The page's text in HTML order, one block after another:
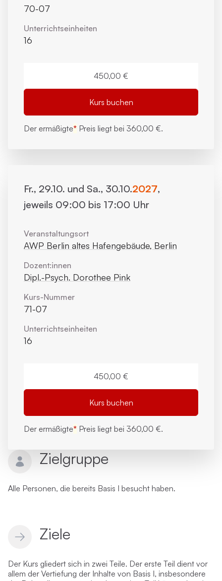
Zielgruppe
Alle Personen, die bereits Basis I besucht haben.
Ziele
Der Kurs gliedert sich in zwei Teile. Der erste Teil dient vor
allem der Vertiefung der Inhalte von Basis I, insbesondere
70-07
Unterrichts­einheiten
16
450,00 €
Kurs buchen
Der ermäßigte* Preis liegt bei 360,00 €.
Fr., 29.10. und Sa., 30.10.2027,
jeweils 09:00 bis 17:00 Uhr
Veranstaltungsort
AWP Berlin altes Hafengebäude, Berlin
Dozent:innen
Dipl.-Psych. Dorothee Pink
Kurs-Nummer
71-07
Unterrichts­einheiten
16
450,00 €
Kurs buchen
Der ermäßigte* Preis liegt bei 360,00 €.